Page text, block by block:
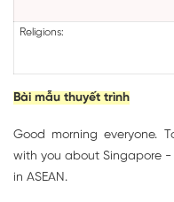
Religions:
Bài mẫu thuyết trình
Good morning everyone.
with you about Singapore
in ASEAN.